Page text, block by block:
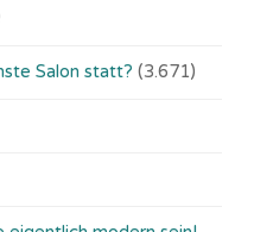
Salon statt? (3.671)